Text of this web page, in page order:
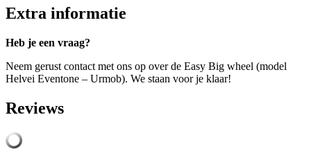
Extra informatie
Heb je een vraag?
Neem gerust contact met ons op over de Easy Big wheel (model
Helvei Eventone – Urmob). We staan voor je klaar!
Reviews